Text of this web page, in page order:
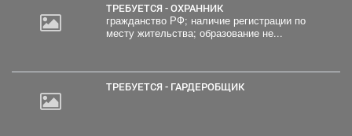
ТРЕБУЕТСЯ - ОХРАННИК
гражданство РФ; наличие регистрации по
месту жительства; образование не...
ТРЕБУЕТСЯ - ГАРДЕРОБЩИК